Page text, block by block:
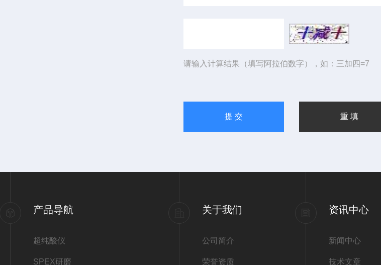
请输入计算结果（填写阿拉伯数字），如：三加四=7
产品导航
超纯酸仪
SPEX研磨
关于我们
公司简介
荣誉资质
资讯中心
新闻中心
技术文章